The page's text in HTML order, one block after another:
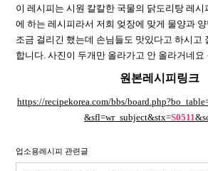
이 레시피는 시원 칼칼한 국물의 닭도리탕 레시
에 하는 레시피라서 저희 엊장에 맞게 물양과
조금 걸리긴 했는데 손님들도 맛있다고 하시고
합니다. 사진이 두개만 올라가고 안 올라거네요
원본레시피링크
https://recipekorea.com/bbs/
&sfl=wr_subject&stx=S0511
업소용레시피 관련글